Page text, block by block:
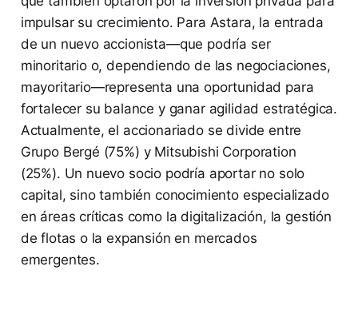
impulsar su crecimiento. Para Astara, la entrada
de un nuevo accionista—que podría ser
minoritario o, dependiendo de las negociaciones,
mayoritario—representa una oportunidad para
fortalecer su balance y ganar agilidad estratégica.
Actualmente, el accionariado se divide entre
Grupo Bergé (75%) y Mitsubishi Corporation
(25%). Un nuevo socio podría aportar no solo
capital, sino también conocimiento especializado
en áreas críticas como la digitalización, la gestión
de flotas o la expansión en mercados
emergentes.